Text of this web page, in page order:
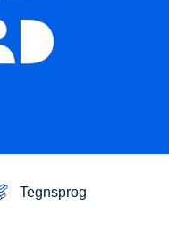
Tegnsprog